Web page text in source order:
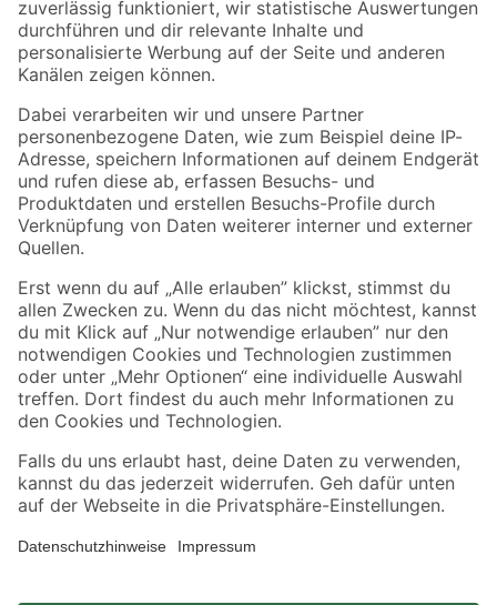
Zur Newsletter Anmeldung
Folge uns
Zahlungsarten Versandarten
Sicher einkaufen
Jetzt die toom-App herunterladen
Alle Preisangaben in EUR inkl. gesetzl. MwSt.. Die dargestellten Angebote sind unter
Umständen nicht in allen Märkten verfügbar. Die angegebenen Verfügbarkeiten beziehen
Produkte nur solange der Vorrat reicht.
*Paketversand ab 59 € versandkostenfrei, gilt nicht für Artikel mit Speditionsversand, hier